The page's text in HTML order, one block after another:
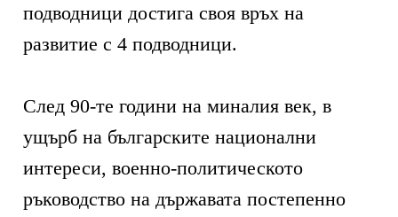
подводници достига своя връх на
развитие с 4 подводници.
След 90-те години на миналия век, в
ущърб на българските национални
интереси, военно-политическото
ръководство на държавата постепенно